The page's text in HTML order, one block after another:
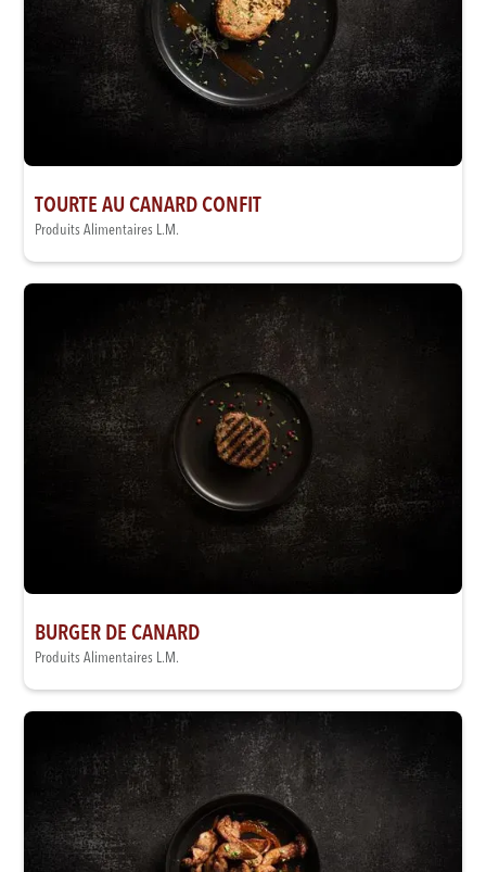
TOURTE AU CANARD CONFIT
Produits Alimentaires L.M.
BURGER DE CANARD
Produits Alimentaires L.M.